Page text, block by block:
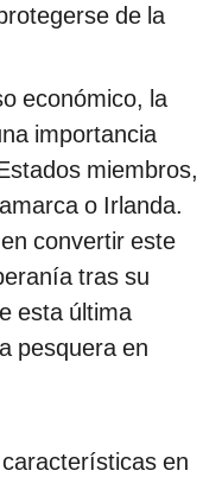
de la
económico, la
importancia
miembros,
o Irlanda.
convertir este
tras su
esta última
pesquera en
en